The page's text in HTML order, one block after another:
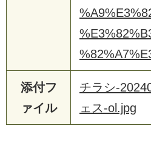
添付フ
ァイル
チラシ-
ェス-ol.jpg